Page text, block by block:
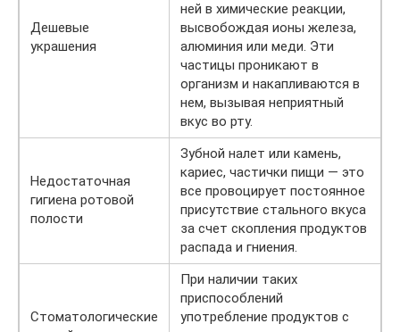
Дешевые
украшения
ней в химические реакции,
высвобождая ионы железа,
алюминия или меди. Эти
частицы проникают в
организм и накапливаются в
нем, вызывая неприятный
вкус во рту.
Недостаточная
гигиена ротовой
полости
Зубной налет или камень,
кариес, частички пищи — это
все провоцирует постоянное
присутствие стального вкуса
за счет скопления продуктов
распада и гниения.
Стоматологические
При наличии таких
приспособлений
употребление продуктов с